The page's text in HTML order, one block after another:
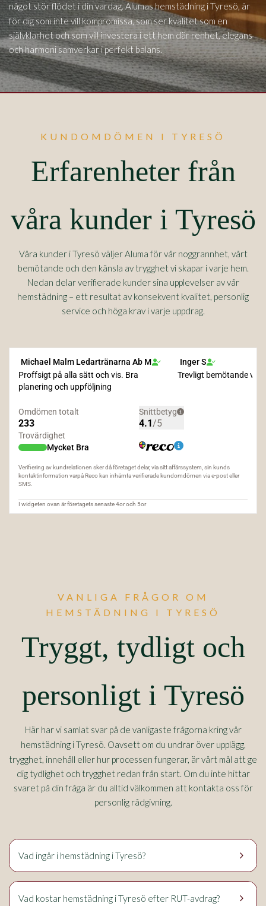
något stör flödet i din vardag. Alumas hemstädning iTyresö, är
för dig som inte vill kompromissa, som ser kvalitet som en
självklarhet och som vill investera i ett hem där renhet, elegans
och harmoni samverkar i perfekt balans.
KUNDOMDÖMEN I TYRESÖ
Erfarenheter från
våra kunder i Tyresö
Våra kunder i Tyresö väljer Aluma för vår noggrannhet, vårt
bemötande och den känsla av trygghet vi skapar i varje hem.
Nedan delar verifierade kunder sina upplevelser av vår
hemstädning – ett resultat av konsekvent kvalitet, personlig
service och höga krav i varje uppdrag.
VANLIGA FRÅGOR OM
HEMSTÄDNING I TYRESÖ
Tryggt, tydligt och
personligt i Tyresö
Här har vi samlat svar på de vanligaste frågorna kring vår
hemstädning iTyresö. Oavsett om du undrar över upplägg,
trygghet, innehåll eller hur processen fungerar, är vårt mål att ge
dig tydlighet och trygghet redan från start. Om du inte hittar
svaret på din fråga är du alltid välkommen att kontakta oss för
personlig rådgivning.
keyboard_arrow_right
Vad ingår i hemstädning i Tyresö?
keyboard_arrow_right
Vad kostar hemstädning iTyresö efter RUT-avdrag?